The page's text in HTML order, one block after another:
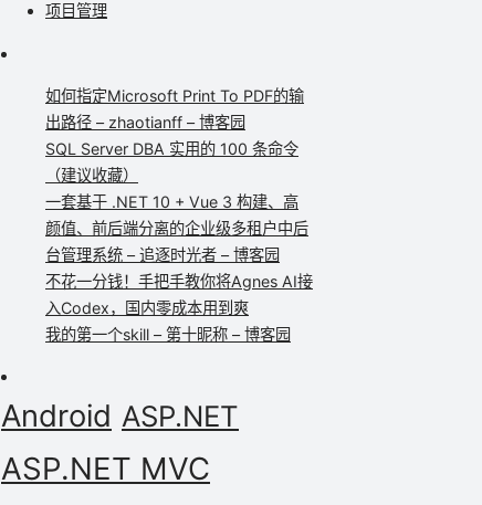
项目管理
如何指定Microsoft Print To PDF的输
出路径 – zhaotianff – 博客园
SQL Server DBA 实用的 100 条命令
（建议收藏）
一套基于 .NET 10 + Vue 3 构建、高
颜值、前后端分离的企业级多租户中后
台管理系统 – 追逐时光者 – 博客园
不花一分钱！手把手教你将Agnes AI接
入Codex，国内零成本用到爽
我的第一个skill – 第十昵称 – 博客园
Android ASP.NET
ASP.NET MVC